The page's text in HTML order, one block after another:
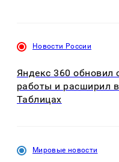
Новости России
Яндекс 360 обновил
работы и расширил
Таблицах
Мировые новости